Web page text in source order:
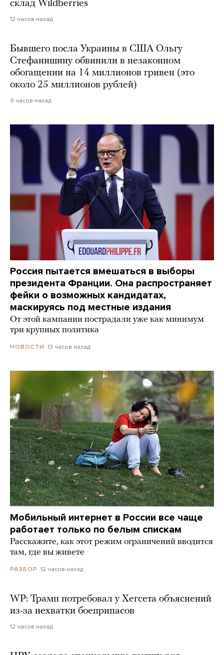
склад Wildberries
12 часов назад
Бывшего посла Украины в США Ольгу
Стефанишину обвинили в незаконном
обогащении на 14 миллионов гривен (это
около 25 миллионов рублей)
9 часов назад
Россия пытается вмешаться в выборы
президента Франции. Она распространяет
фейки о возможных кандидатах,
маскируясь под местные издания
От этой кампании пострадали уже как минимум
три крупных политика
НОВОСТИ 13 часов назад
Мобильный интернет в России все чаще
работает только по белым спискам
Расскажите, как этот режим ограничений вводится
там, где вы живете
РАЗБОР 12 часов назад
WP: Трамп потребовал у Хегсета объяснений
из-за нехватки боеприпасов
12 часов назад